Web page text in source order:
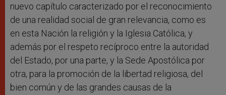
nuevo capítulo caracterizado por el reconocimiento
de una realidad social de gran relevancia, como es
en esta Nación la religión y la Iglesia Católica, y
además por el respeto recíproco entre la autoridad
del Estado, por una parte, y la Sede Apostólica por
otra, para la promoción de la libertad religiosa, del
bien común y de las grandes causas de la